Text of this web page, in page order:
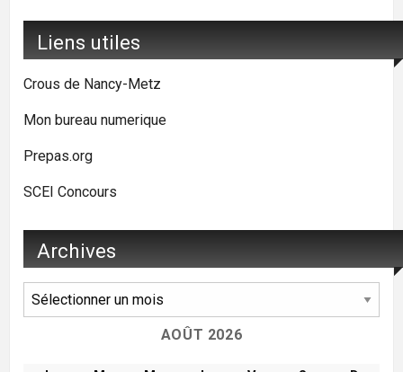
Liens utiles
Crous de Nancy-Metz
Mon bureau numerique
Prepas.org
SCEI Concours
Archives
Archives
AOÛT 2026